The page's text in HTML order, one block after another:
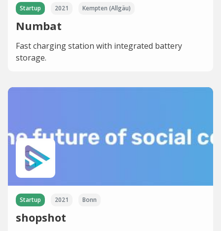
Startup 2021 Kempten (Allgäu)
Numbat
Fast charging station with integrated battery
storage.
Startup 2021 Bonn
shopshot